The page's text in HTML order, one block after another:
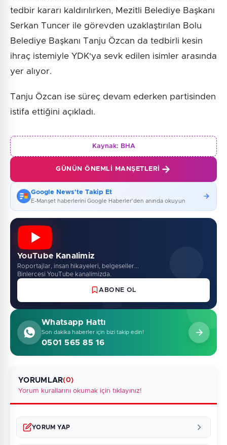
tedbir kararı kaldırılırken, Mezitli Belediye Başkanı
Serkan Tuncer ile görevden uzaklaştırılan Bolu
Belediye Başkanı Tanju Özcan da tedbirli kesin
ihraç istemiyle YDK'ya sevk edilen isimler arasında
yer alıyor.
Tanju Özcan ise süreç devam ederken partisinden
istifa ettiğini açıkladı.
Kaynak: BHA
GÜNÜN ÖNEMLI MANŞETLERI
Google News'te Takip Et
E-Manşet haberlerini Google Haberler'den anında okuyun
YouTube Kanalimiz
Roportajlar, insan hikayeleri, belgeseller...
Binlercesi YouTube kanalimizda.
ABONE OL
Whatsapp Hattı
Son dakika haberler için bizi takip edin!
0501 565 85 16
YORUMLAR(0)
Yorum kurallarını okumak için tıklayınız!
YORUM YAP